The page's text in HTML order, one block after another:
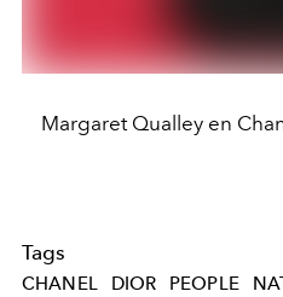
Margaret Qualley en
Tags
CHANEL DIOR PEOPLE